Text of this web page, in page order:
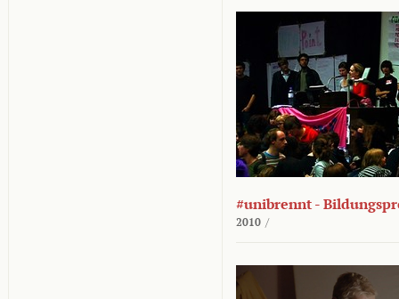
#unibrennt -
2010 /